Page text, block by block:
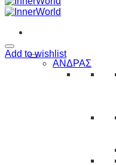
ΑΝΔΡΑΣ
Add to wishlist